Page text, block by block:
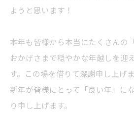
ようと思います！
本年も皆様から本当にたくさんの
おかげさまで穏やかな年越しを迎
す。この場を借りて深謝申し上げま
新年が皆様にとって「良い年」に
り申し上げます。